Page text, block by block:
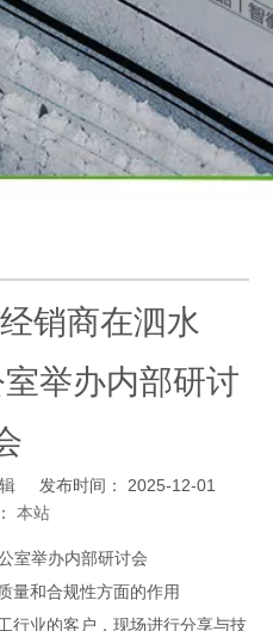
销商在泗水
举办内部研讨
发布时间： 2025-12-01
本站
室举办内部研讨会
量和合规性方面的作用
行业的客户，现场进行分享与技